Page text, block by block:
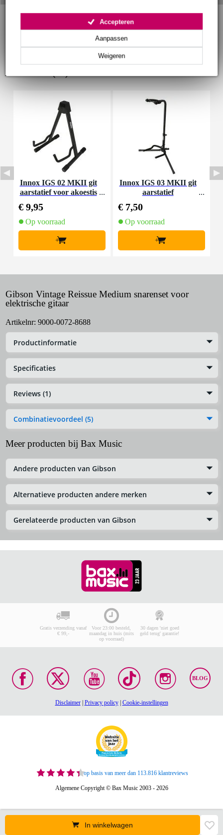
Weigeren
Aanpassen
Accepteren
Accessoires (28)
Innox IGS 02 MKII git
aarstatief voor akoestis
€ 9,95
Op voorraad
+
Innox IGS 03 MKII git
aarstatief
€ 7,50
Op voorraad
+
Gibson Vintage Reissue Medium snarenset voor
elektrische gitaar
Artikelnr: 9000-0072-8688
Productinformatie
Specificaties
Reviews (1)
Combinatievoordeel (5)
Meer producten bij Bax Music
Andere producten van Gibson
Alternatieve producten andere merken
Gerelateerde producten van Gibson
In winkelwagen
Gratis verzending vanaf
€ 99,-
Voor 23:00 besteld,
maandag in huis (mits
op voorraad)
30 dagen 'niet goed
geld terug' garantie!
BLOG
Disclaimer| Privacy policy| Cookie-instellingen
op basis van meer dan 113.816 klantreviews
Algemene Copyright © Bax Music 2003 - 2026